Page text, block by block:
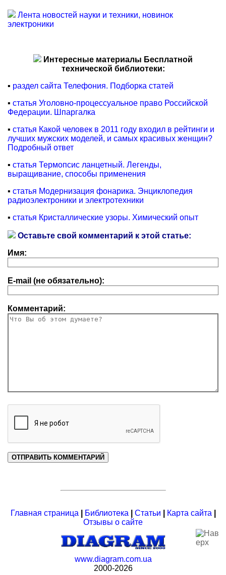
Лента новостей науки и техники, новинок
электроники
Интересные материалы Бесплатной
технической библиотеки:
▪ раздел сайта Телефония. Подборка статей
▪ статья Уголовно-процессуальное право Российской
Федерации. Шпаргалка
▪ статья Какой человек в 2011 году входил в рейтинги и
лучших мужских моделей, и самых красивых женщин?
Подробный ответ
▪ статья Термопсис ланцетный. Легенды,
выращивание, способы применения
▪ статья Модернизация фонарика. Энциклопедия
радиоэлектроники и электротехники
▪ статья Кристаллические узоры. Химический опыт
Оставьте свой комментарий к этой статье:
Имя:
E-mail (не обязательно):
Комментарий:
Главная страница Библиотека Статьи Карта сайта
Отзывы о сайте
www.diagram.com.ua
2000-2026